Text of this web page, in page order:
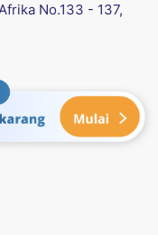
No.133 - 137,